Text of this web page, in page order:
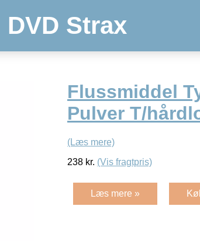
DVD Strax
Flussmiddel
Pulver T/
(Læs mere)
238 kr. (Vis fragtpris)
Læs mere »